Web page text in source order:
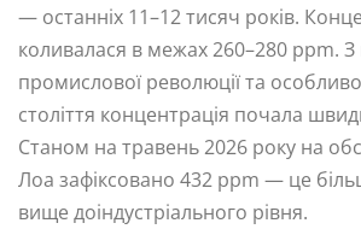
— останніх 11–12 тисяч років.
коливалася в межах 260–280 ppm.
промислової революції та
століття концентрація почала
Станом на травень 2026 року на
Лоа зафіксовано 432 ppm — це
вище доіндустріального рівня.